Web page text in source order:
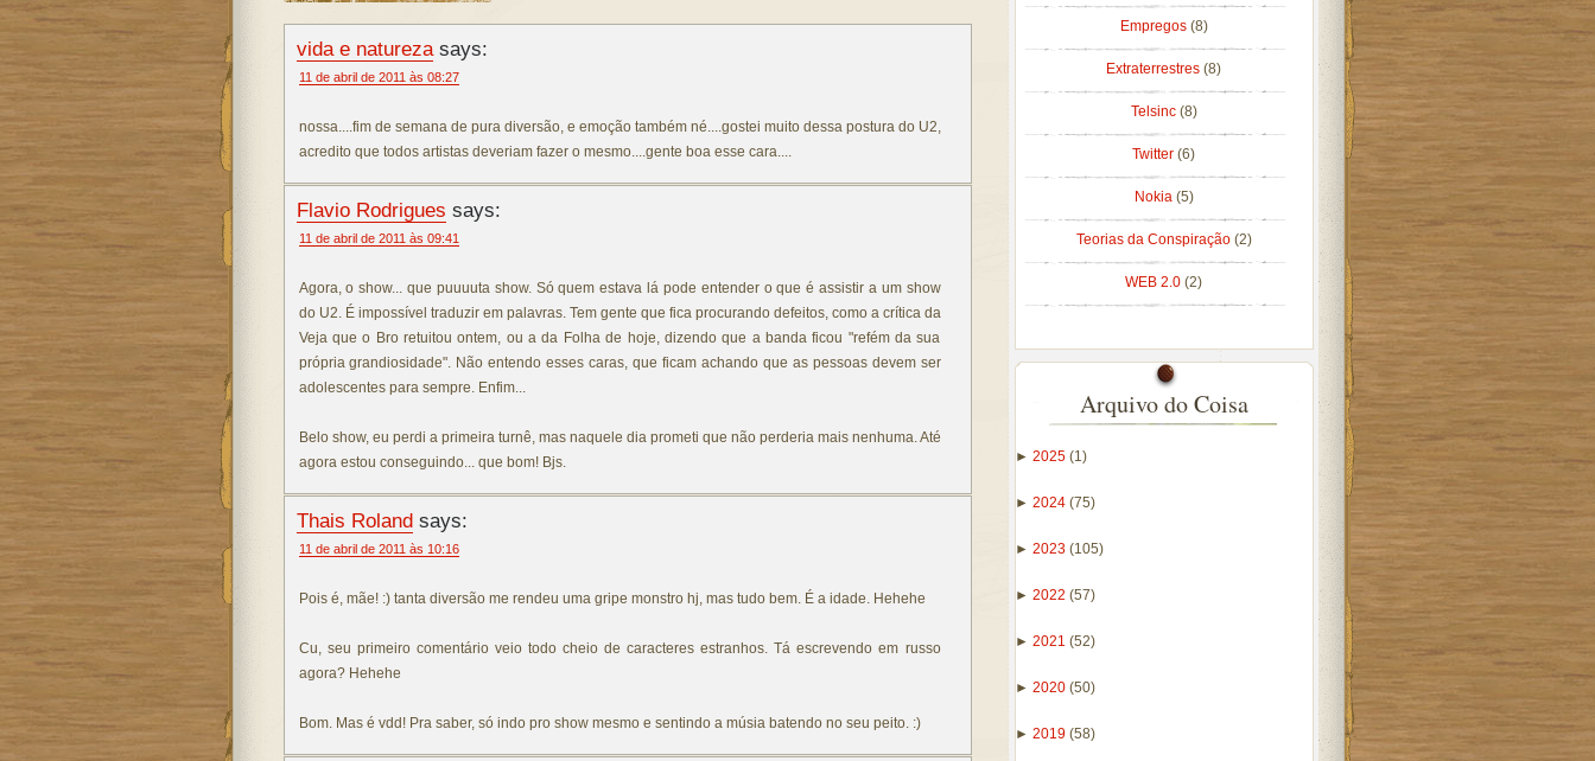
vida e naturezasays:
11 de abril de 2011 às 08:27
nossa....fim de semana de pura diversão, e emoção também né....gostei muito dessa postura do U2,
acredito que todos artistas deveriam fazer o mesmo....gente boa esse cara....
Flavio Rodrigues says:
11 de abril de 2011 às 09:41
Agora, o show... que puuuuta show. Só quem estava lá pode entender o que é assistir a um show
do U2. É impossível traduzir em palavras. Tem gente que fica procurando defeitos, como a crítica da
Veja que o Bro retuitou ontem, ou a da Folha de hoje, dizendo que a banda ficou "refém da sua
própria grandiosidade". Não entendo esses caras, que ficam achando que as pessoas devem ser
adolescentes para sempre. Enfim...
Belo show, eu perdi a primeira turnê, mas naquele dia prometi que não perderia mais nenhuma. Até
agora estou conseguindo... que bom! Bjs.
Thais Rolandsays:
11 de abril de 2011 às 10:16
Pois é, mãe! :) tanta diversão me rendeu uma gripe monstro hj, mas tudo bem. É a idade. Hehehe
Cu, seu primeiro comentário veio todo cheio de caracteres estranhos. Tá escrevendo em russo
agora? Hehehe
Bom. Mas é vdd! Pra saber, só indo pro show mesmo e sentindo a músia batendo no seu peito. :)
Empregos (8)
Extraterrestres (8)
Telsinc (8)
Twitter (6)
Nokia (5)
Teorias da Conspiração (2)
WEB 2.0 (2)
Arquivo do Coisa
► 2025 (1)
► 2024 (75)
► 2023 (105)
► 2022 (57)
► 2021 (52)
► 2020 (50)
► 2019 (58)